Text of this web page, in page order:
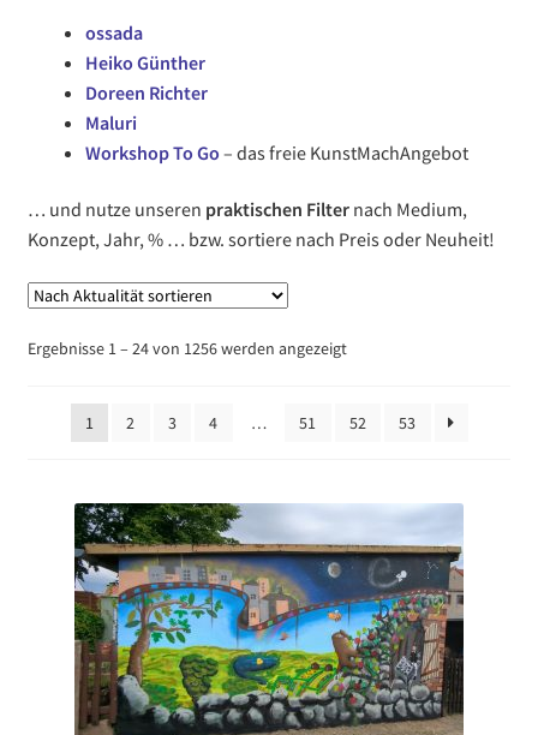
ossada
Heiko Günther
Doreen Richter
Maluri
Workshop To Go – das freie KunstMachAngebot
… und nutze unseren praktischen Filter nach Medium,
Konzept, Jahr, % … bzw. sortiere nach Preis oder Neuheit!
Ergebnisse 1 – 24 von 1256 werden angezeigtNach
1
2 3 4 … 51 52 53